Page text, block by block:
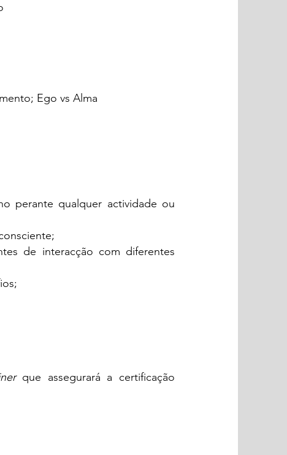
Ego vs Alma
perante qualquer actividade ou
de interacção com diferentes
que assegurará a certificação